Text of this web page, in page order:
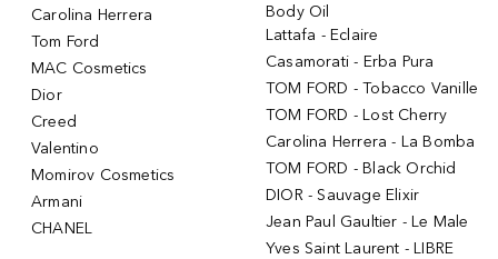
Carolina Herrera
Tom Ford
MAC Cosmetics
Dior
Creed
Valentino
Momirov Cosmetics
Armani
CHANEL
Body Oil
Lattafa - Eclaire
Casamorati - Erba Pura
TOM FORD - Tobacco Vanille
TOM FORD - Lost Cherry
Carolina Herrera - La Bomba
TOM FORD - Black Orchid
DIOR - Sauvage Elixir
Jean Paul Gaultier - Le Male
Yves Saint Laurent - LIBRE